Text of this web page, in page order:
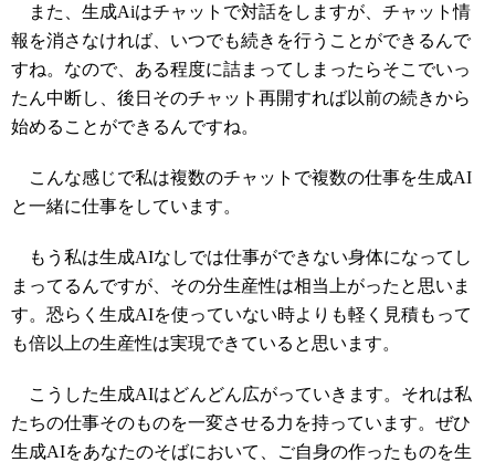
また、生成Aiはチャットで対話をしますが、チャット情
報を消さなければ、いつでも続きを行うことができるんで
すね。なので、ある程度に詰まってしまったらそこでいっ
たん中断し、後日そのチャット再開すれば以前の続きから
始めることができるんですね。
こんな感じで私は複数のチャットで複数の仕事を生成AI
と一緒に仕事をしています。
もう私は生成AIなしでは仕事ができない身体になってし
まってるんですが、その分生産性は相当上がったと思いま
す。恐らく生成AIを使っていない時よりも軽く見積もって
も倍以上の生産性は実現できていると思います。
こうした生成AIはどんどん広がっていきます。それは私
たちの仕事そのものを一変させる力を持っています。ぜひ
生成AIをあなたのそばにおいて、ご自身の作ったものを生